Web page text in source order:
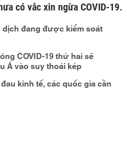
có vắc xin ngừa COVID-19.
đang được kiểm soát
COVID-19 thứ hai sẽ
Á vào suy thoái kép
kinh tế, các quốc gia cần